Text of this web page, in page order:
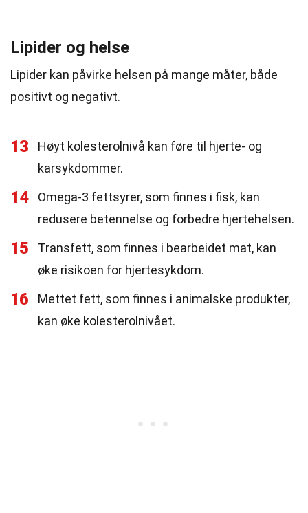
Lipider og helse
Lipider kan påvirke helsen på mange måter, både
positivt og negativt.
13
Høyt kolesterolnivå kan føre til hjerte- og
karsykdommer.
14
Omega-3 fettsyrer, som finnes i fisk, kan
redusere betennelse og forbedre hjertehelsen.
15
Transfett, som finnes i bearbeidet mat, kan
øke risikoen for hjertesykdom.
16
Mettet fett, som finnes i animalske produkter,
kan øke kolesterolnivået.